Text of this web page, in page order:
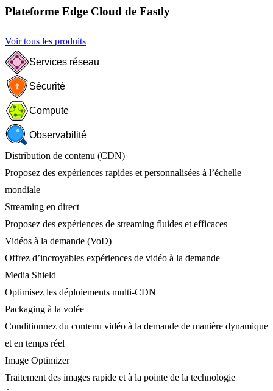
Plateforme Edge Cloud de Fastly
Voir tous les produits
Services réseau
Sécurité
Compute
Observabilité
Distribution de contenu (CDN)
Proposez des expériences rapides et personnalisées à l’échelle
mondiale
Streaming en direct
Proposez des expériences de streaming fluides et efficaces
Vidéos à la demande (VoD)
Offrez d’incroyables expériences de vidéo à la demande
Media Shield
Optimisez les déploiements multi-CDN
Packaging à la volée
Conditionnez du contenu vidéo à la demande de manière dynamique
et en temps réel
Image Optimizer
Traitement des images rapide et à la pointe de la technologie